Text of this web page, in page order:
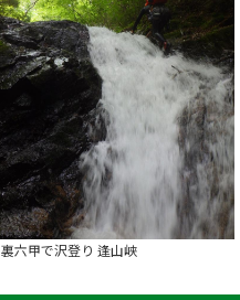
裏六甲で沢登り 逢山峡